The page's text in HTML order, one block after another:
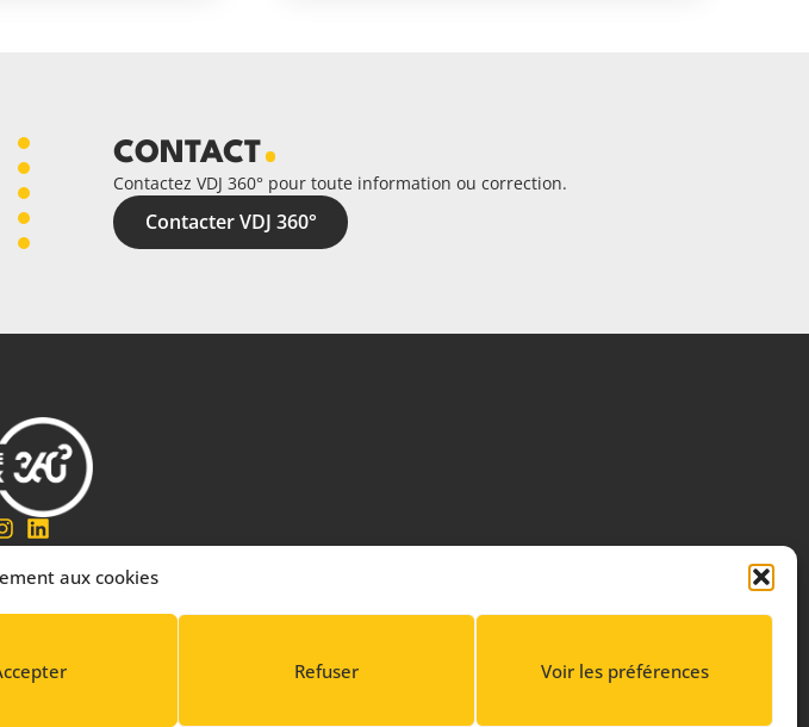
aux cookies
Refuser Voir les préférences
CONTACT
Contactez VDJ 360° pour toute information ou correction.
Contacter VDJ 360°